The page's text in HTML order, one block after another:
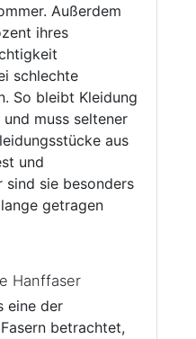
Außerdem
ihres
schlechte
So bleibt Kleidung
muss seltener
aus
und
sind sie besonders
getragen
Hanffaser
eine der
betrachtet,